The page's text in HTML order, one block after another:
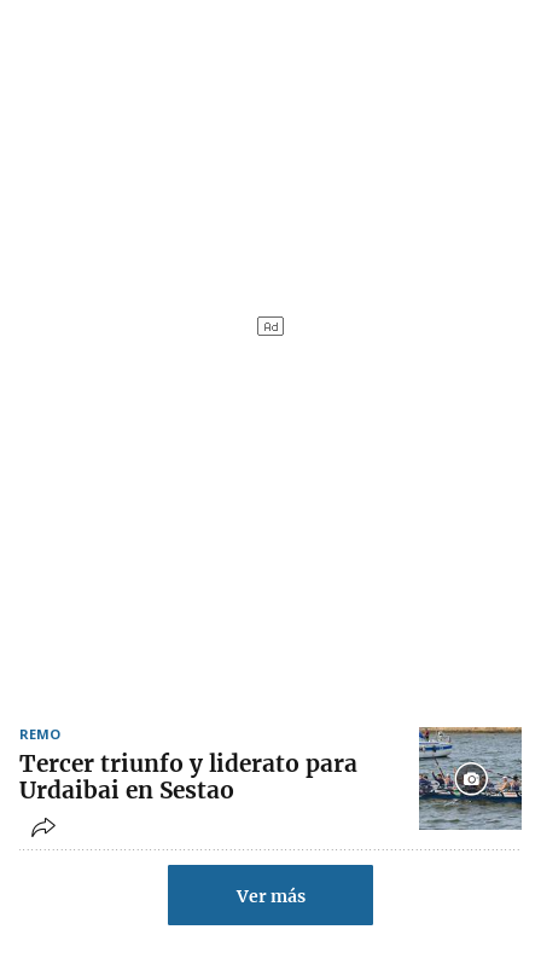
REMO
Tercer triunfo y liderato para
Urdaibai en Sestao
Ver más